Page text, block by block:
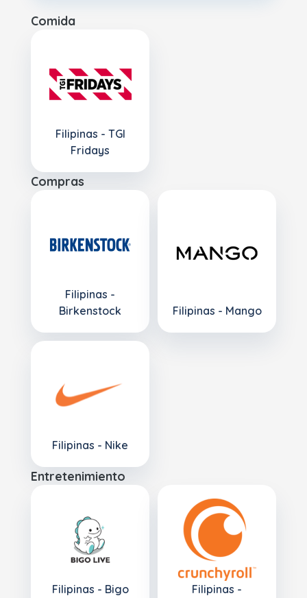
Comida
Filipinas - TGI
Fridays
Compras
Filipinas -
Birkenstock
Filipinas - Mango
Filipinas - Nike
Entretenimiento
Filipinas - Bigo
Filipinas -